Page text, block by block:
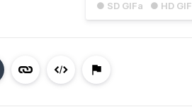
● SD GIFa ● HD